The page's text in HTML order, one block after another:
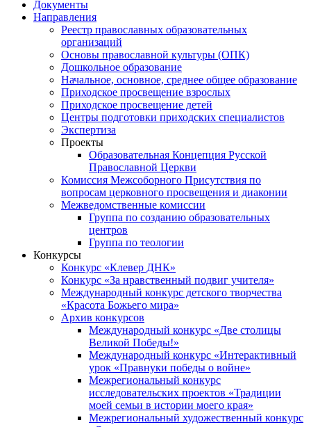
Документы
Направления
Реестр православных образовательных
организаций
Основы православной культуры (ОПК)
Дошкольное образование
Начальное, основное, среднее общее образование
Приходское просвещение взрослых
Приходское просвещение детей
Центры подготовки приходских специалистов
Экспертиза
Проекты
Образовательная Концепция Русской
Православной Церкви
Комиссия Межсоборного Присутствия по
вопросам церковного просвещения и диаконии
Межведомственные комиссии
Группа по созданию образовательных
центров
Группа по теологии
Конкурсы
Конкурс «Клевер ДНК»
Конкурс «За нравственный подвиг учителя»
Международный конкурс детского творчества
«Красота Божьего мира»
Архив конкурсов
Международный конкурс «Две столицы
Великой Победы!»
Международный конкурс «Интерактивный
урок «Правнуки победы о войне»
Межрегиональный конкурс
исследовательских проектов «Традиции
моей семьи в истории моего края»
Межрегиональный художественный конкурс